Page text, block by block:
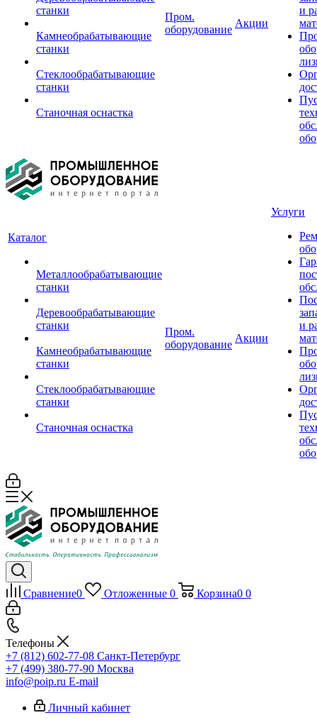
станки
Камнеобрабатывающие
станки
Стеклообрабатывающие
станки
Станочная оснастка
Пром.
оборудование
Акции
и
Каталог
Металлообрабатывающие
станки
Деревообрабатывающие
станки
Камнеобрабатывающие
станки
Стеклообрабатывающие
станки
Станочная оснастка
Пром.
оборудование
Акции
Услуги
и
Сравнение0 Отложенные 0 Корзина0 0
Телефоны
+7 (812) 602-77-08 Санкт-Петербург
+7 (499) 380-77-90 Москва
info@poip.ru E-mail
Личный кабинет